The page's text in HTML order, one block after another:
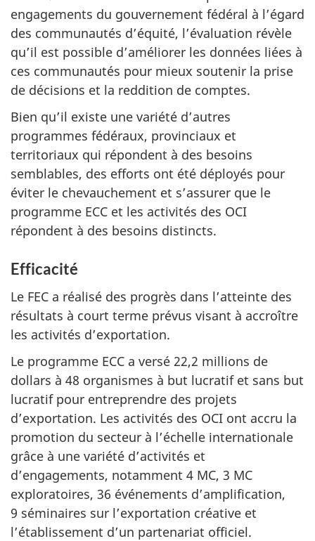
engagements du gouvernement fédéral à l’égard
des communautés d’équité, l’évaluation révèle
qu’il est possible d’améliorer les données liées à
ces communautés pour mieux soutenir la prise
de décisions et la reddition de comptes.
Bien qu’il existe une variété d’autres
programmes fédéraux, provinciaux et
territoriaux qui répondent à des besoins
semblables, des efforts ont été déployés pour
éviter le chevauchement et s’assurer que le
programme ECC et les activités des OCI
répondent à des besoins distincts.
Efficacité
Le FEC a réalisé des progrès dans l’atteinte des
résultats à court terme prévus visant à accroître
les activités d’exportation.
Le programme ECC a versé 22,2 millions de
dollars à 48 organismes à but lucratif et sans but
lucratif pour entreprendre des projets
d’exportation. Les activités des OCI ont accru la
promotion du secteur à l’échelle internationale
grâce à une variété d’activités et
d’engagements, notamment 4 MC, 3 MC
exploratoires, 36 événements d’amplification,
9 séminaires sur l’exportation créative et
l’établissement d’un partenariat officiel.